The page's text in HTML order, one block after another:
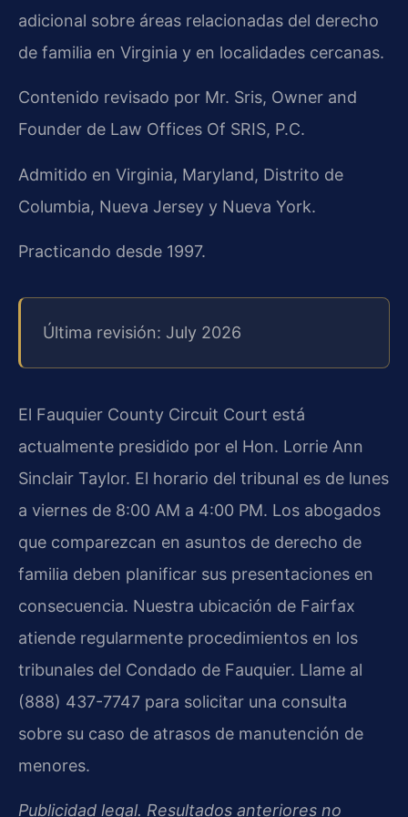
adicional sobre áreas relacionadas del derecho
de familia en Virginia y en localidades cercanas.
Contenido revisado por Mr. Sris, Owner and
Founder de Law Offices Of SRIS, P.C.
Admitido en Virginia, Maryland, Distrito de
Columbia, Nueva Jersey y Nueva York.
Practicando desde 1997.
Última revisión: July 2026
El Fauquier County Circuit Court está
actualmente presidido por el Hon. Lorrie Ann
Sinclair Taylor. El horario del tribunal es de lunes
a viernes de 8:00 AM a 4:00 PM. Los abogados
que comparezcan en asuntos de derecho de
familia deben planificar sus presentaciones en
consecuencia. Nuestra ubicación de Fairfax
atiende regularmente procedimientos en los
tribunales del Condado de Fauquier. Llame al
(888) 437-7747 para solicitar una consulta
sobre su caso de atrasos de manutención de
menores.
Publicidad legal. Resultados anteriores no